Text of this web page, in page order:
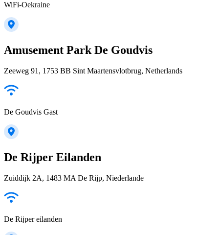
WiFi-Oekraine
Amusement Park De Goudvis
Zeeweg 91, 1753 BB Sint Maartensvlotbrug, Netherlands
De Goudvis Gast
De Rijper Eilanden
Zuiddijk 2A, 1483 MA De Rijp, Niederlande
De Rijper eilanden